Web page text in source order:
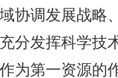
协调发展战略
分发挥科学技
为第一资源的